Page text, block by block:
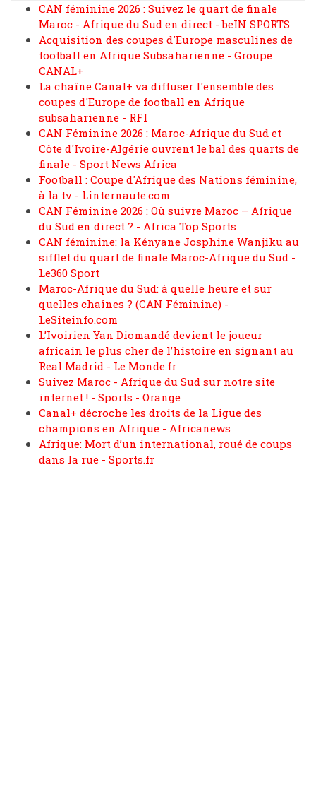
CAN féminine 2026 : Suivez le quart de finale
Maroc - Afrique du Sud en direct - beIN SPORTS
Acquisition des coupes d'Europe masculines de
football en Afrique Subsaharienne - Groupe
CANAL+
La chaîne Canal+ va diffuser l'ensemble des
coupes d'Europe de football en Afrique
subsaharienne - RFI
CAN Féminine 2026 : Maroc-Afrique du Sud et
Côte d'Ivoire-Algérie ouvrent le bal des quarts de
finale - Sport News Africa
Football : Coupe d'Afrique des Nations féminine,
à la tv - Linternaute.com
CAN Féminine 2026 : Où suivre Maroc – Afrique
du Sud en direct ? - Africa Top Sports
CAN féminine: la Kényane Josphine Wanjiku au
sifflet du quart de finale Maroc-Afrique du Sud -
Le360 Sport
Maroc-Afrique du Sud: à quelle heure et sur
quelles chaînes ? (CAN Féminine) -
LeSiteinfo.com
L’Ivoirien Yan Diomandé devient le joueur
africain le plus cher de l’histoire en signant au
Real Madrid - Le Monde.fr
Suivez Maroc - Afrique du Sud sur notre site
internet ! - Sports - Orange
Canal+ décroche les droits de la Ligue des
champions en Afrique - Africanews
Afrique: Mort d’un international, roué de coups
dans la rue - Sports.fr